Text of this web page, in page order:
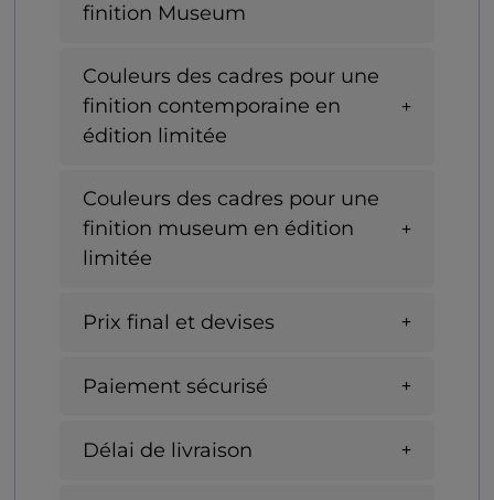
finition Museum
Couleurs des cadres pour une
finition contemporaine en
édition limitée
Couleurs des cadres pour une
finition museum en édition
limitée
Prix final et devises
Paiement sécurisé
Délai de livraison